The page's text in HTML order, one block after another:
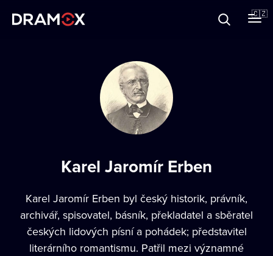
🇨🇿
Karel Jaromír Erben
Karel Jaromír Erben byl český historik, právník,
archivář, spisovatel, básník, překladatel a sběratel
českých lidových písní a pohádek; představitel
literárního romantismu. Patřil mezi významné